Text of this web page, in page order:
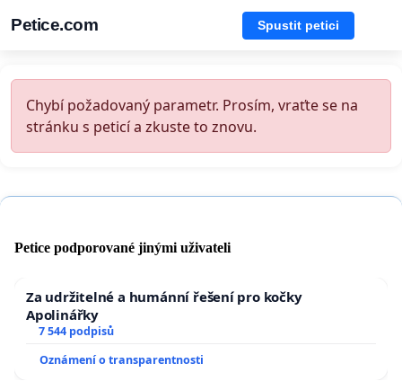
Petice.com Spustit petici
Chybí požadovaný parametr. Prosím, vraťte se na
stránku s peticí a zkuste to znovu.
Petice podporované jinými uživateli
Za udržitelné a humánní řešení pro kočky
Apolinářky
7 544 podpisů
Oznámení o transparentnosti